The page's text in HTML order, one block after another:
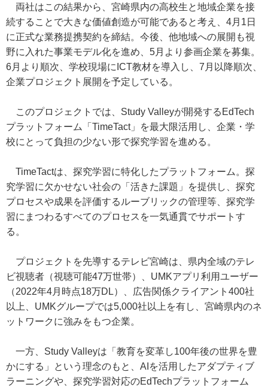
両社はこの結果から、宮崎県内の高校生と地域企業を接
続することで大きな価値創造が可能であると考え、4月1日
に正式な業務提携契約を締結。今後、他地域への展開も視
野に入れた事業モデル化を進め、5月より参画企業を募集。
6月より順次、学校現場にICT教材を導入し、7月以降順次、
企業プロジェクト展開を予定している。
このプロジェクトでは、Study Valleyが開発するEdTech
プラットフォーム「TimeTact」を最大限活用し、企業・学
校にとって負担の少ない形で探究学習を進める。
TimeTactは、探究学習に特化したプラットフォーム。探
究学習に欠かせない社会の「活きた課題」を提供し、探究
プロセスや成果を評価するルーブリックの管理等、探究学
習にまつわるすべてのプロセスを一気通貫でサポートす
る。
プロジェクトを先導するテレビ宮崎は、県内全域のテレ
ビ視聴者（視聴可能47万世帯）、UMKアプリ利用ユーザー
（2022年4月時点18万DL）、広告関係クライアント400社
以上、UMKグループでは5,000社以上を有し、宮崎県内のネ
ットワークに強みをもつ企業。
一方、Study Valleyは「教育を変革し100年後の世界を豊
かにする」という理念のもと、AIを活用したアダプティブ
ラーニングや、探究学習対応のEdTechプラットフォーム